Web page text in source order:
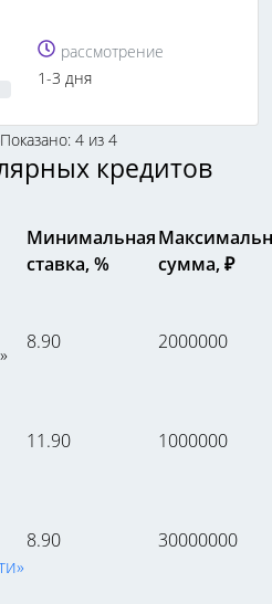
рассмотрение
1-3 дня
Показано: 4 из 4
кредитов
Минимальная
ставка, %
сумма, ₽
8.90 2000000
11.90 1000000
8.90 30000000